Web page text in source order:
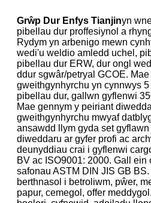
Grŵp Dur Enfys Tianjinyn
pibellau dur proffesiynol a
Rydym yn arbenigo mewn
wedi'u weldio amledd uchel,
pibellau dur ERW, dur ongl
ddur sgwâr/petryal GCOE.
gweithgynhyrchu yn cynnwys
pibellau dur, gallwn gyflenwi
Mae gennym y peiriant
gweithgynhyrchu mwyaf
ansawdd llym gyda set
diweddaru ar gyfer profi ac
deunyddiau crai i gyflenwi
BV ac ISO9001: 2000. Gall ein
safonau ASTM DIN JIS GB
berthnasol i betroliwm, pŵer,
papur, cemegol, offer